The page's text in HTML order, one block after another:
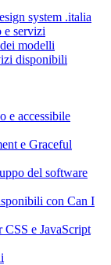
system .italia
e servizi
modelli
disponibili
e accessibile
e Graceful
del software
con Can I
CSS e JavaScript